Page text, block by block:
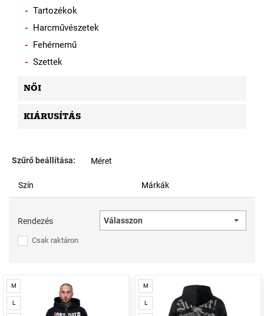
Tartozékok
Harcművészetek
Fehérnemű
Szettek
NŐI
KIÁRUSÍTÁS
Szűrő beállítása: Méret
Szín Márkák
Rendezés Válasszon
Csak raktáron
M
L
M
L